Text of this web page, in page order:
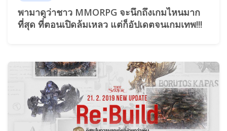
พามาดูว่าชาว MMORPG จะนึกถึงเกมไหนมาก
ที่สุด ที่ตอนเปิดล้มเหลว แต่ก็อัปเดตจนเกมเทพ!!!